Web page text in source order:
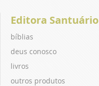
Editora Santuário
bíblias
deus conosco
livros
outros produtos